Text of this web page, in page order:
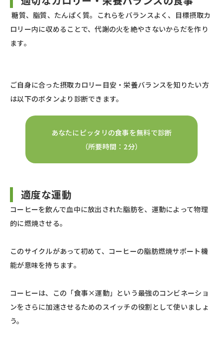
糖質、脂質、たんぱく質。これらをバランスよく、目標摂取カ
ロリー内に収めることで、代謝の火を絶やさないからだを作り
ます。
ご自身に合った摂取カロリー目安・栄養バランスを知りたい方
は以下のボタンより診断できます。
あなたにピッタリの食事を無料で診断
（所要時間：2分）
適度な運動
コーヒーを飲んで血中に放出された脂肪を、運動によって物理
的に燃焼させる。
このサイクルがあって初めて、コーヒーの脂肪燃焼サポート機
能が意味を持ちます。
コーヒーは、この「食事×運動」という最強のコンビネーショ
ンをさらに加速させるためのスイッチの役割として使いましょ
う。